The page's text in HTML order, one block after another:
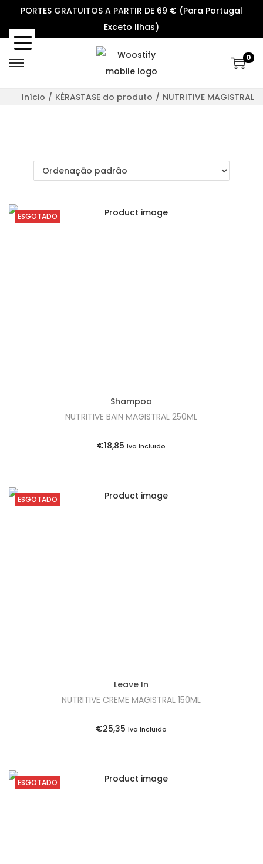
PORTES GRATUITOS A PARTIR DE 69 € (Para Portugal
Exceto Ilhas)
S
i
i
S
i
t
0
Início / KÉRASTASE do produto / NUTRITIVE MAGISTRAL
ESGOTADO
Shampoo
NUTRITIVE BAIN MAGISTRAL 250ML
€18,85 Iva Incluido
ESGOTADO
Leave In
NUTRITIVE CREME MAGISTRAL 150ML
€25,35 Iva Incluido
ESGOTADO